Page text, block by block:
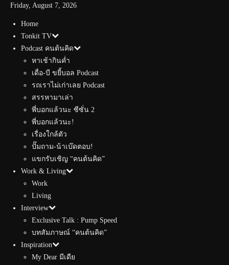
Friday, August 7, 2026
Home
Tonkit TV
Podcast คนต้นคิด
หาเช้ากินค่ำ
เดื่อ-บี ขยี้บอล Podcast
รถเราไม่เก่าเลย Podcast
สรรหามาเล่า
พี่บอกแล้วนะ ซีซั่น 2
พี่บอกแล้วนะ!
เรื่องใกล้ตัว
ปั๊มถาม-น้าเบ๊ดตอบ!
แขกรับเชิญ “คนต้นคิด”
Work & Living
Work
Living
Interview
Exclusive Talk : Pump Speed
บทสัมภาษณ์ “คนต้นคิด”
Inspiration
My Dear มีเดีย